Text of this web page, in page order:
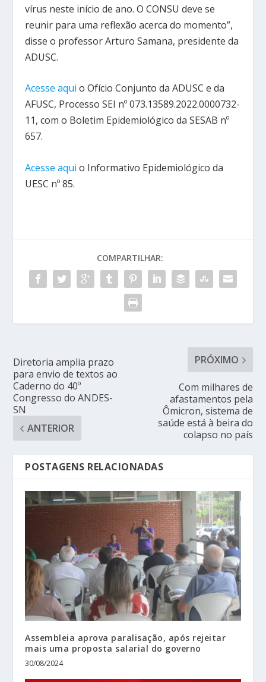
vírus neste início de ano. O CONSU deve se
reunir para uma reflexão acerca do momento”,
disse o professor Arturo Samana, presidente da
ADUSC.
Acesse aqui o Ofício Conjunto da ADUSC e da
AFUSC, Processo SEI nº 073.13589.2022.0000732-
11, com o Boletim Epidemiológico da SESAB nº
657.
Acesse aqui o Informativo Epidemiológico da
UESC nº 85.
COMPARTILHAR:
Diretoria amplia prazo
para envio de textos ao
Caderno do 40º
Congresso do ANDES-
SN
ANTERIOR
PRÓXIMO
Com milhares de
afastamentos pela
Ômicron, sistema de
saúde está à beira do
colapso no país
POSTAGENS RELACIONADAS
Assembleia aprova paralisação, após rejeitar
mais uma proposta salarial do governo
30/08/2024